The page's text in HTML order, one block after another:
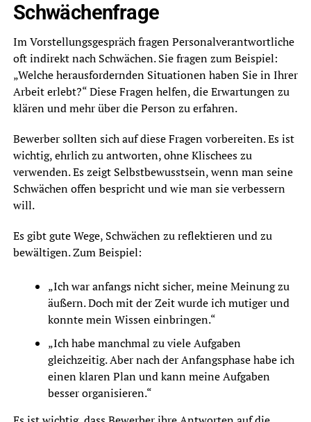
Schwächenfrage
Im Vorstellungsgespräch fragen Personalverantwortliche
oft indirekt nach Schwächen. Sie fragen zum Beispiel:
„Welche herausfordernden Situationen haben Sie in Ihrer
Arbeit erlebt?“ Diese Fragen helfen, die Erwartungen zu
klären und mehr über die Person zu erfahren.
Bewerber sollten sich auf diese Fragen vorbereiten. Es ist
wichtig, ehrlich zu antworten, ohne Klischees zu
verwenden. Es zeigt Selbstbewusstsein, wenn man seine
Schwächen offen bespricht und wie man sie verbessern
will.
Es gibt gute Wege, Schwächen zu reflektieren und zu
bewältigen. Zum Beispiel:
„Ich war anfangs nicht sicher, meine Meinung zu
äußern. Doch mit der Zeit wurde ich mutiger und
konnte mein Wissen einbringen.“
„Ich habe manchmal zu viele Aufgaben
gleichzeitig. Aber nach der Anfangsphase habe ich
einen klaren Plan und kann meine Aufgaben
besser organisieren.“